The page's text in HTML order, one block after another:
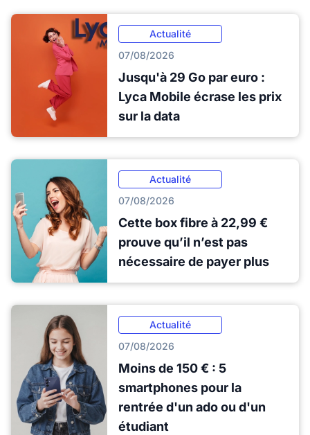
Actualité
07/08/2026
Jusqu'à 29 Go par euro :
Lyca Mobile écrase les prix
sur la data
Actualité
07/08/2026
Cette box fibre à 22,99 €
prouve qu’il n’est pas
nécessaire de payer plus
Actualité
07/08/2026
Moins de 150 € : 5
smartphones pour la
rentrée d'un ado ou d'un
étudiant